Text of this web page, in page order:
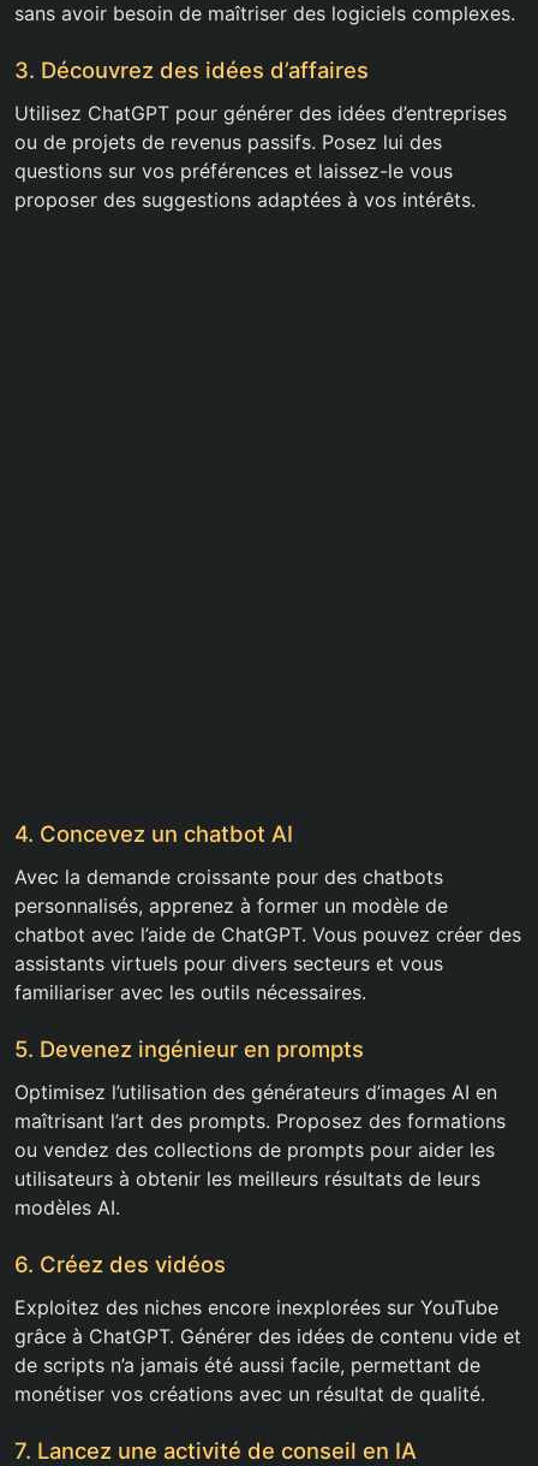
sans avoir besoin de maîtriser des logiciels complexes.
3. Découvrez des idées d’affaires
Utilisez ChatGPT pour générer des idées d’entreprises
ou de projets de revenus passifs. Posez lui des
questions sur vos préférences et laissez-le vous
proposer des suggestions adaptées à vos intérêts.
4. Concevez un chatbot AI
Avec la demande croissante pour des chatbots
personnalisés, apprenez à former un modèle de
chatbot avec l’aide de ChatGPT. Vous pouvez créer des
assistants virtuels pour divers secteurs et vous
familiariser avec les outils nécessaires.
5. Devenez ingénieur en prompts
Optimisez l’utilisation des générateurs d’images AI en
maîtrisant l’art des prompts. Proposez des formations
ou vendez des collections de prompts pour aider les
utilisateurs à obtenir les meilleurs résultats de leurs
modèles AI.
6. Créez des vidéos
Exploitez des niches encore inexplorées sur YouTube
grâce à ChatGPT. Générer des idées de contenu vide et
de scripts n’a jamais été aussi facile, permettant de
monétiser vos créations avec un résultat de qualité.
7. Lancez une activité de conseil en IA